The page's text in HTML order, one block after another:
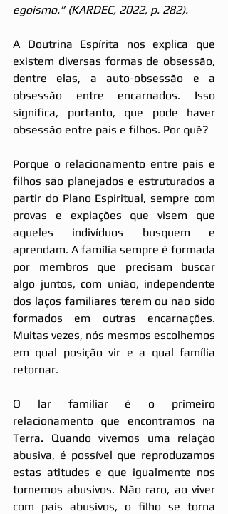
egoísmo.” (KARDEC, 2022, p. 282).
A Doutrina Espírita nos explica que
existem diversas formas de obsessão,
dentre elas, a auto-obsessão e a
obsessão entre encarnados. Isso
significa, portanto, que pode haver
obsessão entre pais e filhos. Por quê?
Porque o relacionamento entre pais e
filhos são planejados e estruturados a
partir do Plano Espiritual, sempre com
provas e expiações que visem que
aqueles indivíduos busquem e
aprendam. A família sempre é formada
por membros que precisam buscar
algo juntos, com união, independente
dos laços familiares terem ou não sido
formados em outras encarnações.
Muitas vezes, nós mesmos escolhemos
em qual posição vir e a qual família
retornar.
O lar familiar é o primeiro
relacionamento que encontramos na
Terra. Quando vivemos uma relação
abusiva, é possível que reproduzamos
estas atitudes e que igualmente nos
tornemos abusivos. Não raro, ao viver
com pais abusivos, o filho se torna